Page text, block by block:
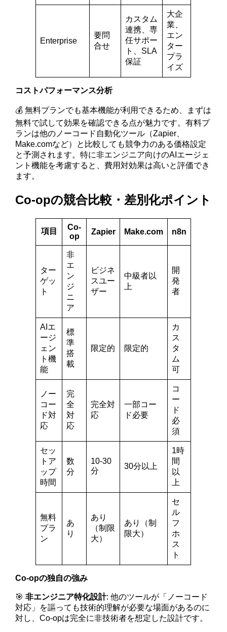
Enterprise
要問
合せ
カスタム
連携、専
任サポー
ト、SLA
保証
大企
業、
エン
ター
プラ
イズ
コストパフォーマンス分析
💰 無料プランでも基本機能が利用できるため、まずは
無料で試して効果を確認できる点が魅力です。有料プ
ランは他のノーコード自動化ツール（Zapier、
Make.comなど）と比較しても競争力のある価格設定
と予測されます。特に非エンジニア向けのAIエージェ
ント機能を考慮すると、費用対効果は高いと評価でき
ます。
Co-opの競合比較・差別化ポイント
項目
Co-
op
Zapier Make.com n8n
ター
ゲッ
ト
非
エ
ン
ジ
ニ
ア
ビジネ
スユー
ザー
中級者以
上
開
発
者
AIエ
ージ
ェン
ト機
能
標
準
搭
載
限定的 限定的
カ
ス
タ
ム
可
ノー
コー
ド対
応
完
全
対
応
完全対
応
一部コー
ド必要
コ
ー
ド
必
須
セッ
トア
ップ
時間
数
分
10-30
分
30分以上
1時
間
以
上
無料
プラ
ン
あ
り
あり
（制限
大）
あり（制
限大）
セ
ル
フ
ホ
ス
ト
Co-opの独自の強み
🎯非エンジニア特化設計: 他のツールが「ノーコード
対応」を謳っても技術的理解が必要な場面があるのに
対し、Co-opは完全に非技術者を想定した設計です。